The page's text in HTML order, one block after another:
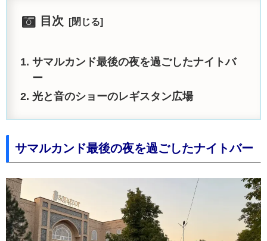
目次
サマルカンド最後の夜を過ごしたナイトバ
ー
光と音のショーのレギスタン広場
サマルカンド最後の夜を過ごしたナイトバー